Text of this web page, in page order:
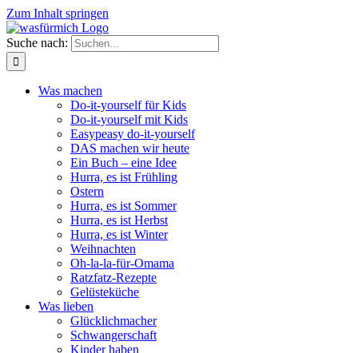
Zum Inhalt springen
Suche nach:
Was machen
Do-it-yourself für Kids
Do-it-yourself mit Kids
Easypeasy do-it-yourself
DAS machen wir heute
Ein Buch – eine Idee
Hurra, es ist Frühling
Ostern
Hurra, es ist Sommer
Hurra, es ist Herbst
Hurra, es ist Winter
Weihnachten
Oh-la-la-für-Omama
Ratzfatz-Rezepte
Gelüsteküche
Was lieben
Glücklichmacher
Schwangerschaft
Kinder haben